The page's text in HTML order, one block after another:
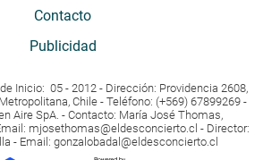
Contacto
Publicidad
Inicio: 05 - 2012 - Dirección: Providencia 2608,
Chile - Teléfono: (+569) 67899269 -
Aire SpA. - Contacto: María José Thomas,
mjosethomas@eldesconcierto.cl - Director:
- Email: gonzalobadal@eldesconcierto.cl